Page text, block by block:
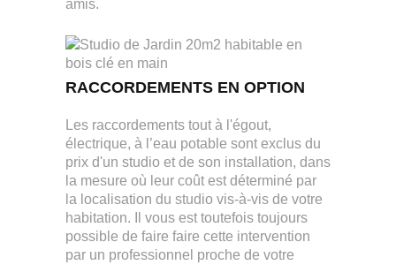
amis.
RACCORDEMENTS EN OPTION
Les raccordements tout à l'égout,
électrique, à l’eau potable sont exclus du
prix d'un studio et de son installation, dans
la mesure où leur coût est déterminé par
la localisation du studio vis-à-vis de votre
habitation. Il vous est toutefois toujours
possible de faire faire cette intervention
par un professionnel proche de votre